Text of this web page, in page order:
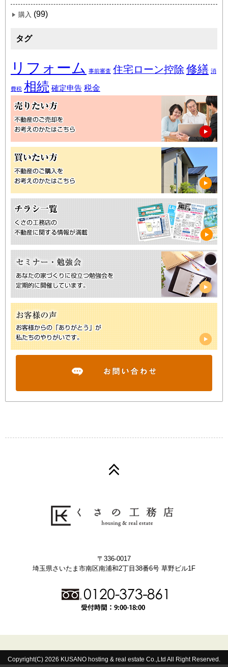
購入 (99)
タグ
リフォーム 事前審査 住宅ローン控除 修繕 消
費税 相続 確定申告 税金
〒336-0017
埼玉県さいたま市南区南浦和2丁目38番6号 草野ビル1F
Copyright(C) 2026 KUSANO hosting & real estate Co.,Ltd All Right Reserved.